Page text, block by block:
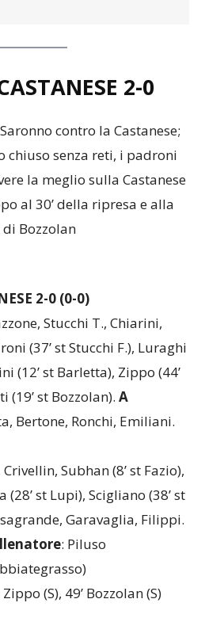
2-0
contro la Castanese;
chiuso senza reti, i padroni
la meglio sulla Castanese
al 30’ della ripresa e alla
Bozzolan
(37’ st Stucchi F.), Luraghi
(12’ st Barletta), Zippo (44’
(19’ st Bozzolan).
Crivellin, Subhan (8’ st Fazio),
(28’ st Lupi), Scigliano (38’ st
Garavaglia, Filippi.
Zippo (S), 49’ Bozzolan (S)